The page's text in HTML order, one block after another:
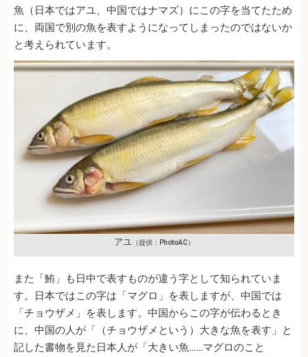
魚（日本ではアユ、中国ではナマズ）にこの字を当てたため
に、両国で別の魚を表すようになってしまったのではないか
と考えられています。
アユ （提供：PhotoAC）
また「鮪」も日中で表すものが違う字として知られていま
す。日本ではこの字は「マグロ」を表しますが、中国では
「チョウザメ」を表します。中国からこの字が伝わるとき
に、中国の人が「（チョウザメという）大きな魚を表す」と
記した書物を見た日本人が「大きい魚……マグロのこと